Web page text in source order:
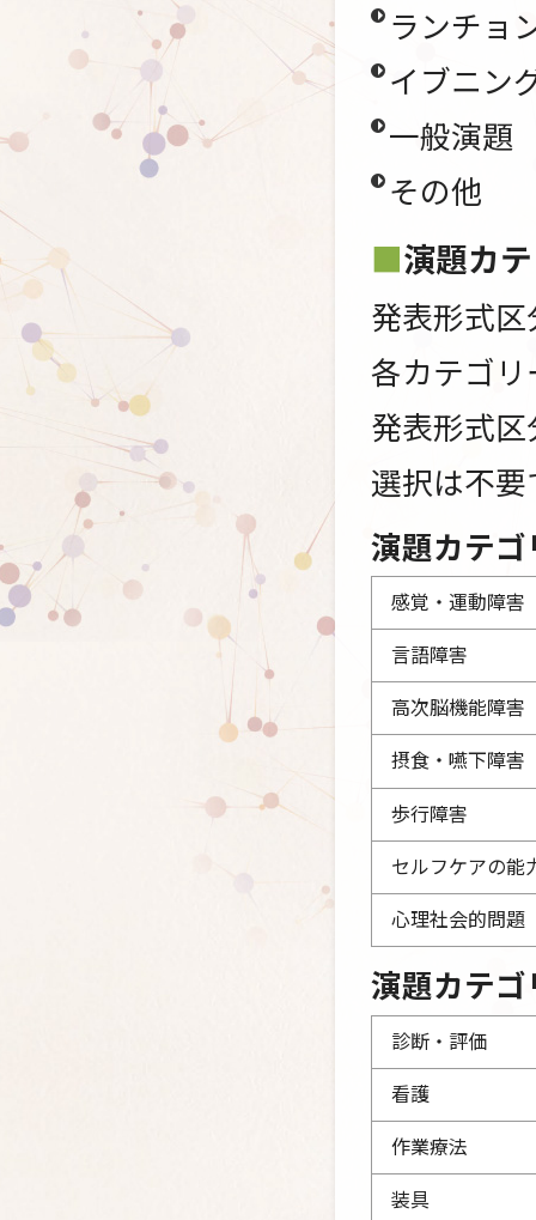
ランチョ
イブニン
一般演題
その他
演題カ
発表形式
各カテゴ
発表形式
選択は不要
演題カテ
感覚・運動障害
言語障害
高次脳機能障害
摂食・嚥下障害
歩行障害
セルフケアの能
心理社会的問題
演題カテ
診断・評価
看護
作業療法
装具